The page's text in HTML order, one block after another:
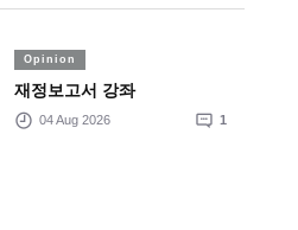
Opinion
재정보고서 강좌
04 Aug 2026 1